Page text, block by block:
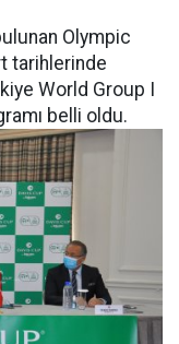
Olympic
tarihlerinde
World Group I
belli oldu.